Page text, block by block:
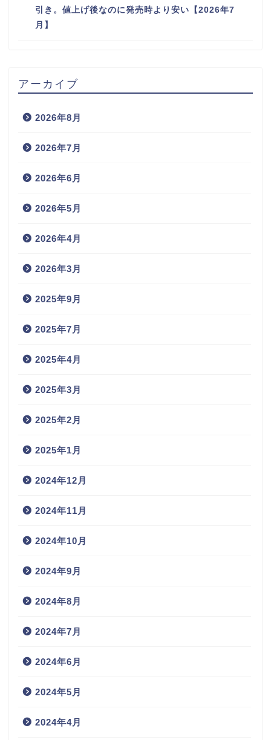
引き。値上げ後なのに発売時より安い【2026年7
月】
アーカイブ
2026年8月
2026年7月
2026年6月
2026年5月
2026年4月
2026年3月
2025年9月
2025年7月
2025年4月
2025年3月
2025年2月
2025年1月
2024年12月
2024年11月
2024年10月
2024年9月
2024年8月
2024年7月
2024年6月
2024年5月
2024年4月